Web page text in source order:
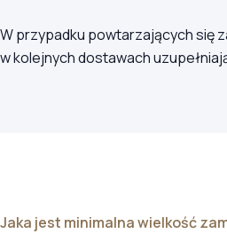
W przypadku powtarzających się
w kolejnych dostawach
Jaka jest minimalna wielkość